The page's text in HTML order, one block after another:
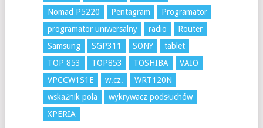
Nomad P5220
Pentagram
Programator
programator uniwersalny
radio
Router
Samsung
SGP311 SONY
tablet
TOP 853
TOP853 TOSHIBA
VAIO
VPCCW1S1E
w.cz.
WRT120N
wskaźnik pola
wykrywacz podsłuchów
XPERIA